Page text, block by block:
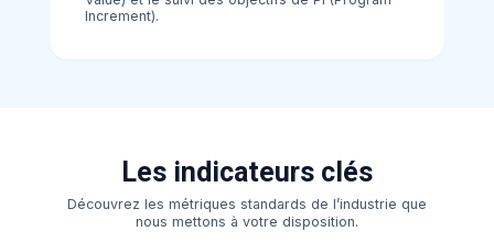
Increment).
Les indicateurs clés
Découvrez les métriques standards de l’industrie que
nous mettons à votre disposition.